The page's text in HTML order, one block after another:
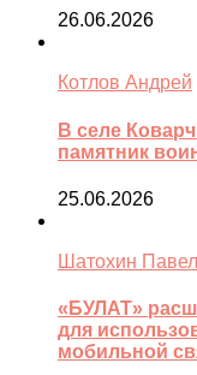
26.06.2026
Котлов Андрей
В селе
памятник
25.06.2026
Шатохин Павел
«БУЛАТ»
для
мобильной